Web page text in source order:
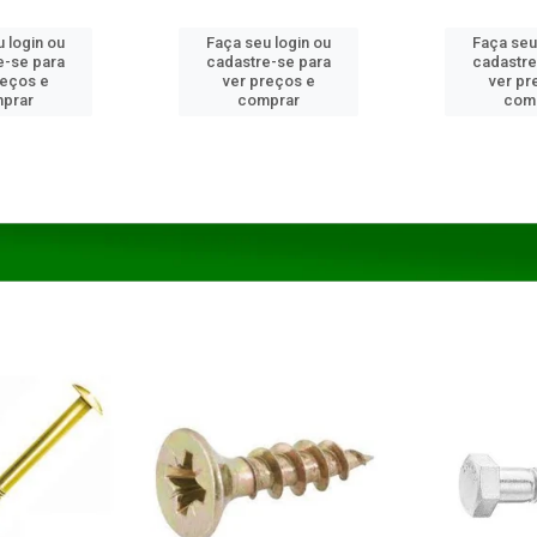
login ou
se para
e
Faça seu login ou
cadastre-se para
ver preços e
comprar
Faça
ver